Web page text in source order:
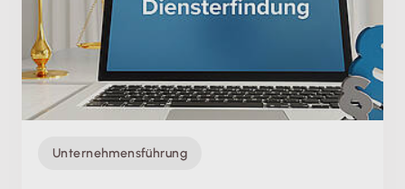
Unternehmensführung